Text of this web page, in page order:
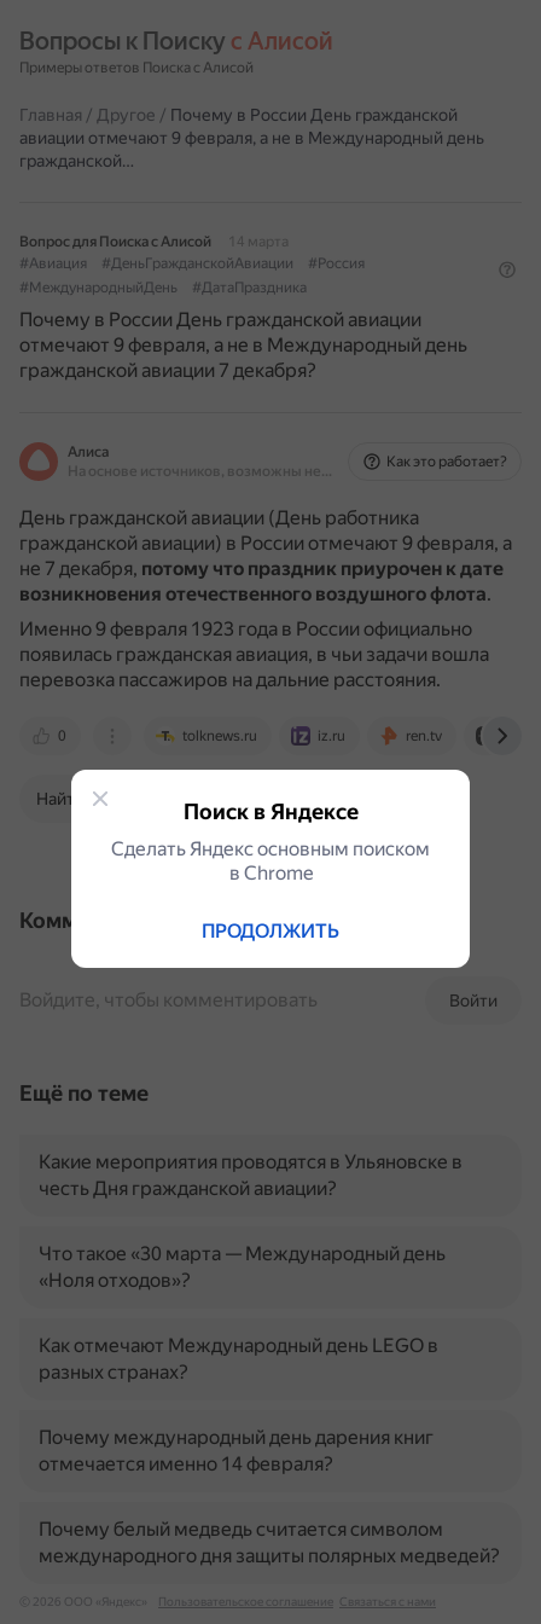
Вопросы к Поиску с Алисой
Примеры ответов Поиска с Алисой
Главная / Другое / Почему в России День гражданской
авиации отмечают 9 февраля, а не в Международный день
гражданской…
Вопрос для Поиска с Алисой
14 марта
#Авиация
#ДеньГражданскойАвиации
#Россия
#МеждународныйДень
#ДатаПраздника
Почему в России День гражданской авиации
отмечают 9 февраля, а не в Международный день
гражданской авиации 7 декабря?
Алиса
На основе источников, возможны неточности
Как это работает?
День гражданской авиации (День работника
гражданской авиации) в России отмечают 9 февраля, а
не 7 декабря, потому что праздник приурочен к дате
возникновения отечественного воздушного флота.
Именно 9 февраля 1923 года в России официально
появилась гражданская авиация, в чьи задачи вошла
перевозка пассажиров на дальние расстояния.
0 tolknews.ru iz.ru ren.tv
Найти в Поиске
Комментарии
Войти
Войдите, чтобы комментировать
Ещё по теме
Какие мероприятия проводятся в Ульяновске в
честь Дня гражданской авиации?
Что такое «30 марта — Международный день
«Ноля отходов»?
Как отмечают Международный день LEGO в
разных странах?
Почему международный день дарения книг
отмечается именно 14 февраля?
Почему белый медведь считается символом
международного дня защиты полярных медведей?
© 2026 ООО «Яндекс» Пользовательское соглашение Связаться с нами
Поиск в Яндексе
Сделать Яндекс основным поиском
в Сhrome
ПРОДОЛЖИТЬ